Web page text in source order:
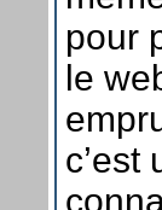
pour
le
c’est